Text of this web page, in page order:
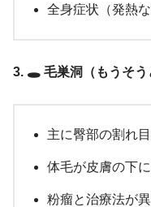
全身症状（発熱
3. 🕳️ 毛巣洞（もうそう
主に臀部の割れ
体毛が皮膚の下
粉瘤と治療法が